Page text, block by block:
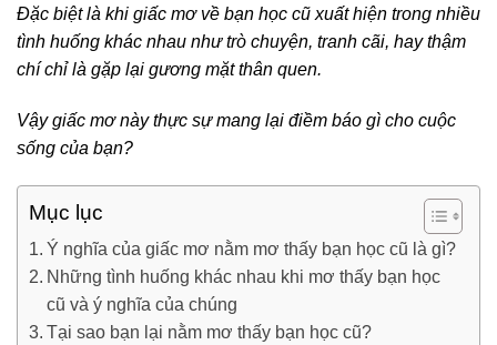
Đặc biệt là khi giấc mơ về bạn học cũ xuất hiện trong nhiều
tình huống khác nhau như trò chuyện, tranh cãi, hay thậm
chí chỉ là gặp lại gương mặt thân quen.
Vậy giấc mơ này thực sự mang lại điềm báo gì cho cuộc
sống của bạn?
Mục lục
Ý nghĩa của giấc mơ nằm mơ thấy bạn học cũ là gì?
Những tình huống khác nhau khi mơ thấy bạn học
cũ và ý nghĩa của chúng
Tại sao bạn lại nằm mơ thấy bạn học cũ?